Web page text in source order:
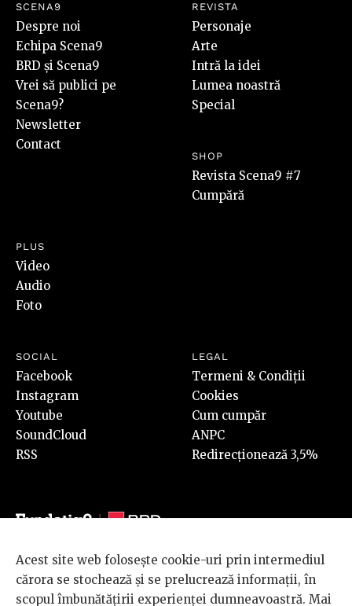
SCENA9
Despre noi
Echipa Scena9
BRD și Scena9
Vrei să publici pe
Scena9?
Newsletter
Contact
REVISTA
Personaje
Arte
Intră la idei
Lumea noastră
Special
SHOP
Revista Scena9 #7
Cumpără
PLUS
Video
Audio
Foto
SOCIAL
Facebook
Instagram
Youtube
SoundCloud
RSS
LEGAL
Termeni & Condiții
Cookies
Cum cumpăr
ANPC
Redirecționează 3,5%
© 2026 BRD Groupe Société Générale, toate drepturile rezervate.
Scena 9 este un proiect sustinut de
BRD GROUPE SOCIÉTÉ
Acest site web folosește cookie-uri prin intermediul
cărora se stochează și se prelucrează informații, în
scopul îmbunătățirii experienței dumneavoastră. Mai